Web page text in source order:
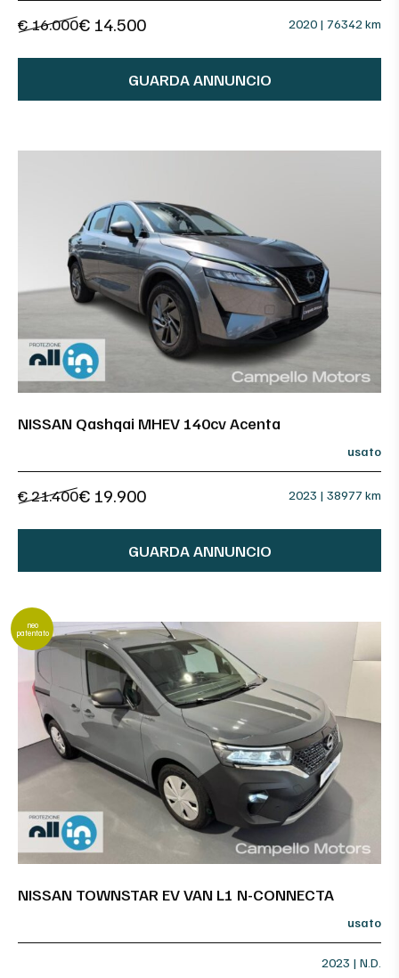
€ 16.000€ 14.500 2020 | 76342 km
GUARDA ANNUNCIO
NISSAN Qashqai MHEV 140cv Acenta
usato
€ 21.400€ 19.900 2023 | 38977 km
GUARDA ANNUNCIO
NISSAN TOWNSTAR EV VAN L1 N-CONNECTA
usato
2023 | N.D.
neo
patentato